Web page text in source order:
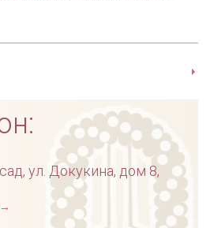
ул. Докукина, дом 8,